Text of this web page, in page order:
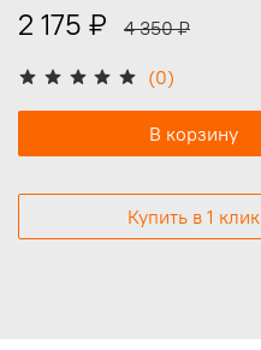
(0)
2 175 ₽ 4 350 ₽
В корзину
Купить в 1 клик